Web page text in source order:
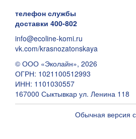
телефон службы
доставки 400-802
info@ecoline-komi.ru
vk.com/krasnozatonskaya
© ООО «Эколайн», 2026
ОГРН: 1021100512993
ИНН: 1101030557
167000 Сыктывкар ул. Ленина 118
Обычная версия